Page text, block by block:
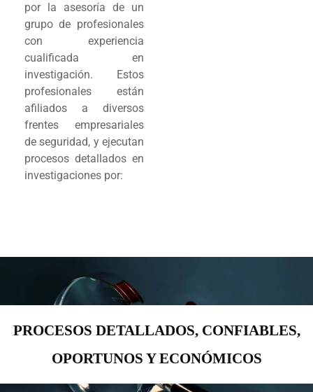
por la asesoría de un
grupo de profesionales
con experiencia
cualificada en
investigación. Estos
profesionales están
afiliados a diversos
frentes empresariales
de seguridad, y ejecutan
procesos detallados en
investigaciones por:
PROCESOS DETALLADOS, CONFIABLES,
OPORTUNOS Y ECONÓMICOS